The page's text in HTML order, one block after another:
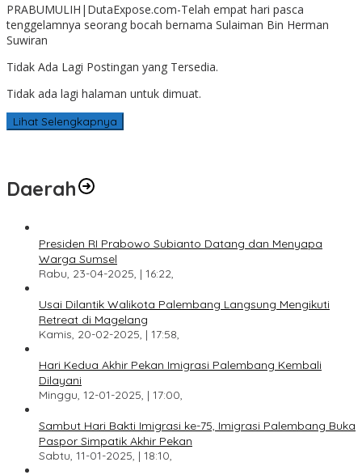
PRABUMULIH|DutaExpose.com-Telah empat hari pasca
tenggelamnya seorang bocah bernama Sulaiman Bin Herman
Suwiran
Tidak Ada Lagi Postingan yang Tersedia.
Tidak ada lagi halaman untuk dimuat.
Lihat Selengkapnya
Daerah
Presiden RI Prabowo Subianto Datang dan Menyapa
Warga Sumsel
Rabu, 23-04-2025, | 16:22,
Usai Dilantik Walikota Palembang Langsung Mengikuti
Retreat di Magelang
Kamis, 20-02-2025, | 17:58,
Hari Kedua Akhir Pekan Imigrasi Palembang Kembali
Dilayani
Minggu, 12-01-2025, | 17:00,
Sambut Hari Bakti Imigrasi ke-75, Imigrasi Palembang Buka
Paspor Simpatik Akhir Pekan
Sabtu, 11-01-2025, | 18:10,